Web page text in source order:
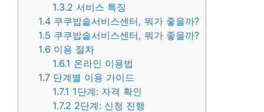
1.3.2 서비스 특징
1.4 쿠쿠밥솥서비스센터, 뭐가 좋을까?
1.5 쿠쿠밥솥서비스센터, 뭐가 좋을까?
1.6 이용 절차
1.6.1 온라인 이용법
1.7 단계별 이용 가이드
1.7.1 1단계: 자격 확인
1.7.2 2단계: 신청 진행